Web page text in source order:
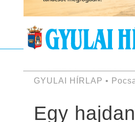
GYULAI HÍRLAP •
Egy